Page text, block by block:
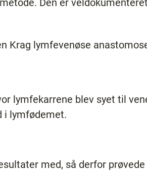
Den er
Krag lymfevenøse
lymfekarrene blev syet til
i lymfødemet.
med, så derfor